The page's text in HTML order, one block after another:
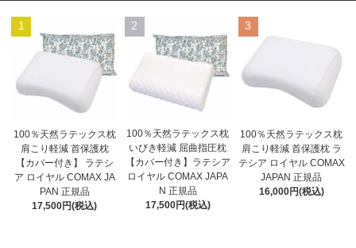
1
100％天然ラテックス枕
肩こり軽減 首保護枕
【カバー付き】 ラテシ
ア ロイヤル COMAX JA
PAN 正規品
17,500円(税込)
2
100％天然ラテックス枕
いびき軽減 屈曲指圧枕
【カバー付き】ラテシア
ロイヤル COMAX JAPA
N 正規品
17,500円(税込)
3
100％天然ラテックス枕
肩こり軽減 首保護枕 ラ
テシア ロイヤル COMAX
JAPAN 正規品
16,000円(税込)